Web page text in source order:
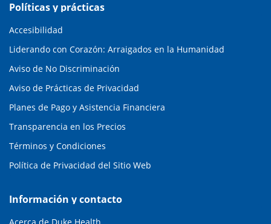
Políticas y prácticas
Accesibilidad
Liderando con Corazón: Arraigados en la Humanidad
Aviso de No Discriminación
Aviso de Prácticas de Privacidad
Planes de Pago y Asistencia Financiera
Transparencia en los Precios
Términos y Condiciones
Política de Privacidad del Sitio Web
Información y contacto
Acerca de Duke Health